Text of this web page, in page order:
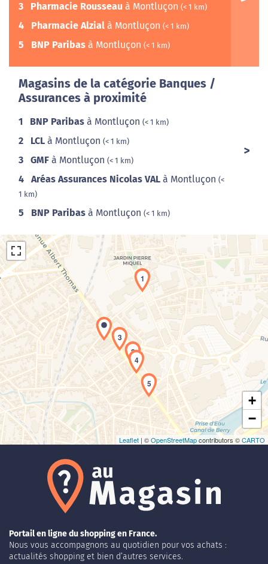
3 Pharmacie Rousseau à Montluçon (< 1 km)
4 Pharmacie Alzial à Montluçon (< 1 km)
5 BNP Paribas à Montluçon (< 1 km)
Magasins de la catégorie Banques /
Assurances à proximité
1 BNP Paribas à Montluçon (< 1 km)
2 LCL à Montluçon (< 1 km)
3 GMF à Montluçon (< 1 km)
4 Aréas Assurances Nicolas VAL à Montluçon (<
1 km)
5 BNP Paribas à Montluçon (< 1 km)
Chargement de la carte en cours...
1
2
3
4
5
+
−
Leaflet | ©OpenStreetMapcontributors ©CARTO
Portail en ligne du shopping en France.
Nous vous accompagnons au quotidien pour vos achats :
actualités shopping et bien d’autres services.